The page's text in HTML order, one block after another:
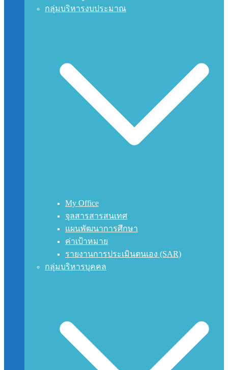
กลุ่มบริหารงบประมาณ
My Office
จุลสารสารสนเทศ
แผนพัฒนาการศึกษา
ค่าเป้าหมาย
รายงานการประเมินตนเอง (SAR)
กลุ่มบริหารบุคคล